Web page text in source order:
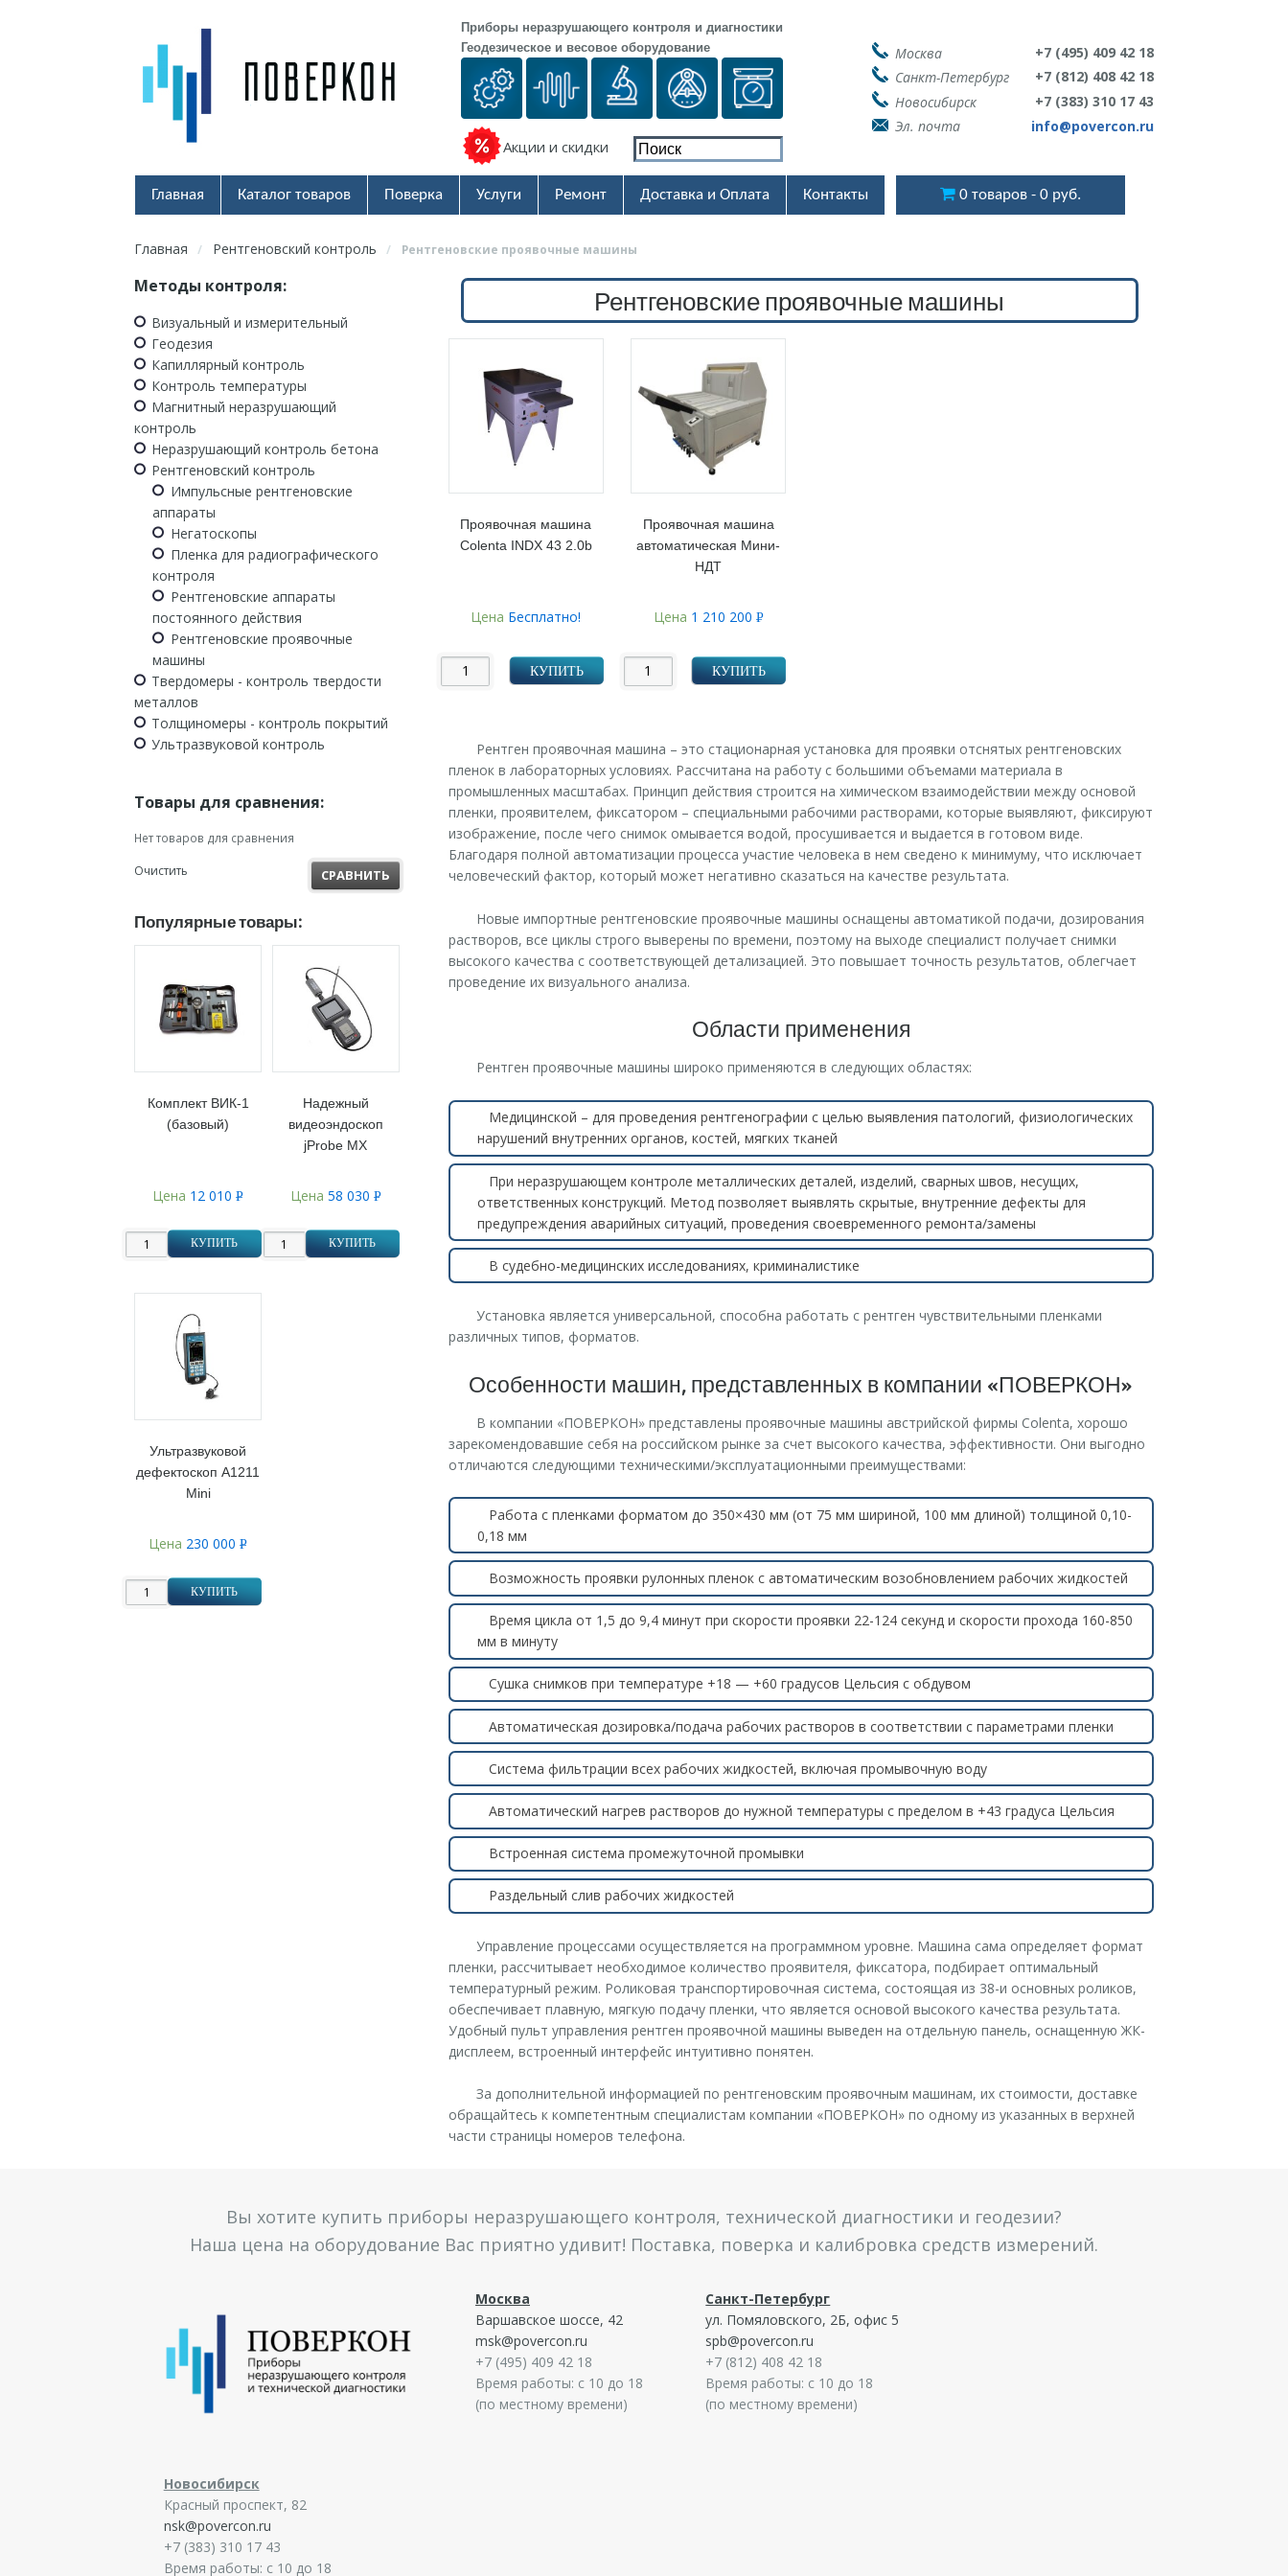
Приборы неразрушающего контроля и диагностики
Геодезическое и весовое оборудование
Акции и скидки
Москва
+7 (495) 409 42 18
Санкт-Петербург
+7 (812) 408 42 18
Новосибирск
+7 (383) 310 17 43
Эл. почта
info@povercon.ru
Главная Каталог товаров Поверка Услуги Ремонт Доставка и Оплата Контакты 0 товаров 0 руб.
Главная / Рентгеновский контроль / Рентгеновские проявочные машины
Рентгеновские проявочные машины
Проявочная машина
Colenta INDX 43 2.0b
Цена Бесплатно!
КУПИТЬ
Проявочная машина
автоматическая Мини-
НДТ
Цена 1 210 200 Р
КУПИТЬ
Рентген проявочная машина – это стационарная установка для проявки отснятых рентгеновских
пленок в лабораторных условиях. Рассчитана на работу с большими объемами материала в
промышленных масштабах. Принцип действия строится на химическом взаимодействии между основой
пленки, проявителем, фиксатором – специальными рабочими растворами, которые выявляют, фиксируют
изображение, после чего снимок омывается водой, просушивается и выдается в готовом виде.
Благодаря полной автоматизации процесса участие человека в нем сведено к минимуму, что исключает
человеческий фактор, который может негативно сказаться на качестве результата.
Новые импортные рентгеновские проявочные машины оснащены автоматикой подачи, дозирования
растворов, все циклы строго выверены по времени, поэтому на выходе специалист получает снимки
высокого качества с соответствующей детализацией. Это повышает точность результатов, облегчает
проведение их визуального анализа.
Области применения
Рентген проявочные машины широко применяются в следующих областях:
Медицинской – для проведения рентгенографии с целью выявления патологий, физиологических
нарушений внутренних органов, костей, мягких тканей
При неразрушающем контроле металлических деталей, изделий, сварных швов, несущих,
ответственных конструкций. Метод позволяет выявлять скрытые, внутренние дефекты для
предупреждения аварийных ситуаций, проведения своевременного ремонта/замены
В судебно-медицинских исследованиях, криминалистике
Установка является универсальной, способна работать с рентген чувствительными пленками
различных типов, форматов.
Особенности машин, представленных в компании «ПОВЕРКОН»
В компании «ПОВЕРКОН» представлены проявочные машины австрийской фирмы Colenta, хорошо
зарекомендовавшие себя на российском рынке за счет высокого качества, эффективности. Они выгодно
отличаются следующими техническими/эксплуатационными преимуществами:
Работа с пленками форматом до 350×430 мм (от 75 мм шириной, 100 мм длиной) толщиной 0,10-
0,18 мм
Возможность проявки рулонных пленок с автоматическим возобновлением рабочих жидкостей
Время цикла от 1,5 до 9,4 минут при скорости проявки 22-124 секунд и скорости прохода 160-850
мм в минуту
Сушка снимков при температуре +18 — +60 градусов Цельсия с обдувом
Автоматическая дозировка/подача рабочих растворов в соответствии с параметрами пленки
Система фильтрации всех рабочих жидкостей, включая промывочную воду
Автоматический нагрев растворов до нужной температуры с пределом в +43 градуса Цельсия
Встроенная система промежуточной промывки
Раздельный слив рабочих жидкостей
Управление процессами осуществляется на программном уровне. Машина сама определяет формат
пленки, рассчитывает необходимое количество проявителя, фиксатора, подбирает оптимальный
температурный режим. Роликовая транспортировочная система, состоящая из 38-и основных роликов,
обеспечивает плавную, мягкую подачу пленки, что является основой высокого качества результата.
Удобный пульт управления рентген проявочной машины выведен на отдельную панель, оснащенную ЖК-
дисплеем, встроенный интерфейс интуитивно понятен.
За дополнительной информацией по рентгеновским проявочным машинам, их стоимости, доставке
обращайтесь к компетентным специалистам компании «ПОВЕРКОН» по одному из указанных в верхней
части страницы номеров телефона.
Методы контроля:
Визуальный и измерительный
Геодезия
Капиллярный контроль
Контроль температуры
Магнитный неразрушающий
контроль
Неразрушающий контроль бетона
Рентгеновский контроль
Импульсные рентгеновские
аппараты
Негатоскопы
Пленка для радиографического
контроля
Рентгеновские аппараты
постоянного действия
Рентгеновские проявочные
машины
Твердомеры - контроль твердости
металлов
Толщиномеры - контроль покрытий
Ультразвуковой контроль
Товары для сравнения:
Нет товаров для сравнения
Очистить
СРАВНИТЬ
Популярные товары:
Комплект ВИК-1
(базовый)
Цена 12 010Р
КУПИТЬ
Надежный
видеоэндоскоп
jProbe MX
Цена 58 030 Р
КУПИТЬ
Ультразвуковой
дефектоскоп А1211
Mini
Цена 230 000Р
КУПИТЬ
Вы хотите купить приборы неразрушающего контроля, технической диагностики и геодезии?
Наша цена на оборудование Вас приятно удивит! Поставка, поверка и калибровка средств измерений.
Москва
Варшавское шоссе, 42
msk@povercon.ru
+7 (495) 409 42 18
Время работы: с 10 до 18
(по местному времени)
Санкт-Петербург
ул. Помяловского, 2Б, офис 5
spb@povercon.ru
+7 (812) 408 42 18
Время работы: с 10 до 18
(по местному времени)
Новосибирск
Красный проспект, 82
nsk@povercon.ru
+7 (383) 310 17 43
Время работы: с 10 до 18